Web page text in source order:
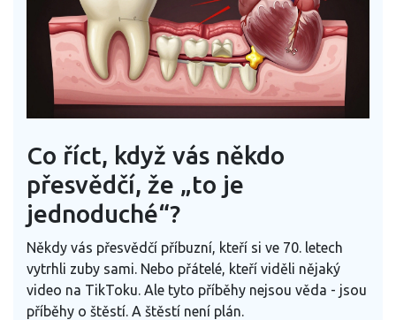
Co říct, když vás někdo
přesvědčí, že „to je
jednoduché“?
Někdy vás přesvědčí příbuzní, kteří si ve 70. letech
vytrhli zuby sami. Nebo přátelé, kteří viděli nějaký
video na TikToku. Ale tyto příběhy nejsou věda - jsou
příběhy o štěstí. A štěstí není plán.